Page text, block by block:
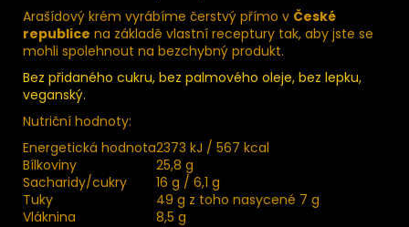
Arašídový krém vyrábíme čerstvý přímo v České
republice na základě vlastní receptury tak, aby jste se
mohli spolehnout na bezchybný produkt.
Bez přidaného cukru, bez palmového oleje, bez lepku,
veganský.
Nutriční hodnoty:
Energetická hodnota2373 kJ / 567 kcal
Bílkoviny
25,8 g
Sacharidy/cukry
16 g / 6,1 g
Tuky
49 g z toho nasycené 7 g
Vláknina
8,5 g